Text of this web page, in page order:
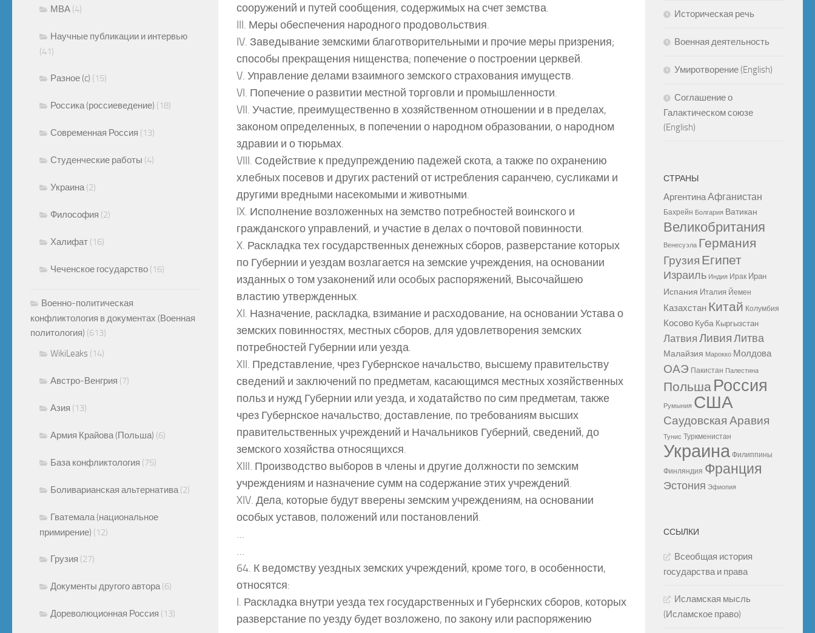
сооружений и путей сообщения, содержимых на счет земства.
III. Меры обеспечения народного продовольствия.
IV. Заведывание земскими благотворительными и прочие меры призрения;
способы прекращения нищенства; попечение о построении церквей.
V. Управление делами взаимного земского страхования имуществ.
VI. Попечение о развитии местной торговли и промышленности.
VII. Участие, преимущественно в хозяйственном отношении и в пределах,
законом определенных, в попечении о народном образовании, о народном
здравии и о тюрьмах.
VIII. Содействие к предупреждению падежей скота, а также по охранению
хлебных посевов и других растений от истребления саранчею, сусликами и
другими вредными насекомыми и животными.
IX. Исполнение возложенных на земство потребностей воинского и
гражданского управлений, и участие в делах о почтовой повинности.
X. Раскладка тех государственных денежных сборов, разверстание которых
по Губернии и уездам возлагается на земские учреждения, на основании
изданных о том узаконений или особых распоряжений, Высочайшею
властию утвержденных.
XI. Назначение, раскладка, взимание и расходование, на основании Устава о
земских повинностях, местных сборов, для удовлетворения земских
потребностей Губернии или уезда.
XII. Представление, чрез Губернское начальство, высшему правительству
сведений и заключений по предметам, касающимся местных хозяйственных
польз и нужд Губернии или уезда, и ходатайство по сим предметам, также
чрез Губернское начальство; доставление, по требованиям высших
правительственных учреждений и Начальников Губерний, сведений, до
земского хозяйства относящихся.
XIII. Производство выборов в члены и другие должности по земским
учреждениям и назначение сумм на содержание этих учреждений.
XIV. Дела, которые будут вверены земским учреждениям, на основании
особых уставов, положений или постановлений.
…
…
64. К ведомству уездных земских учреждений, кроме того, в особенности,
относятся:
I. Раскладка внутри уезда тех государственных и Губернских сборов, которых
разверстание по уезду будет возложено, по закону или распоряжению
МВА (4)
Научные публикации и интервью
(41)
Разное (c) (15)
Россика (россиеведение) (18)
Современная Россия (13)
Студенческие работы (4)
Украина (2)
Философия (2)
Халифат (16)
Чеченское государство (16)
Военно-политическая
конфликтология в документах (Военная
политология) (613)
WikiLeaks (14)
Австро-Венгрия (7)
Азия (13)
Армия Крайова (Польша) (6)
База конфликтология (75)
Боливарианская альтернатива (2)
Гватемала (национальное
примирение) (12)
Грузия (27)
Документы другого автора (6)
Дореволюционная Россия (13)
Историческая речь
Военная деятельность
Умиротворение (English)
Соглашение о
Галактическом союзе
(English)
СТРАНЫ
АргентинаАфганистан
Бахрейн Болгария Ватикан
Великобритания
Венесуэла Германия
Грузия Египет
Израиль Индия Ирак Иран
Испания Италия Йемен
Казахстан Китай Колумбия
Косово Куба Кыргызстан
Латвия ЛивияЛитва
Малайзия Марокко Молдова
ОАЭ Пакистан Палестина
Польша Россия
Румыния США
Саудовская Аравия
Тунис Туркменистан
Украина Филиппины
Финляндия Франция
Эстония Эфиопия
ССЫЛКИ
Всеобщая история
государства и права
Исламская мысль
(Исламское право)